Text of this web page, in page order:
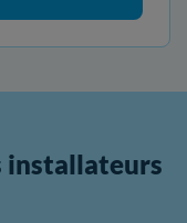
installateurs